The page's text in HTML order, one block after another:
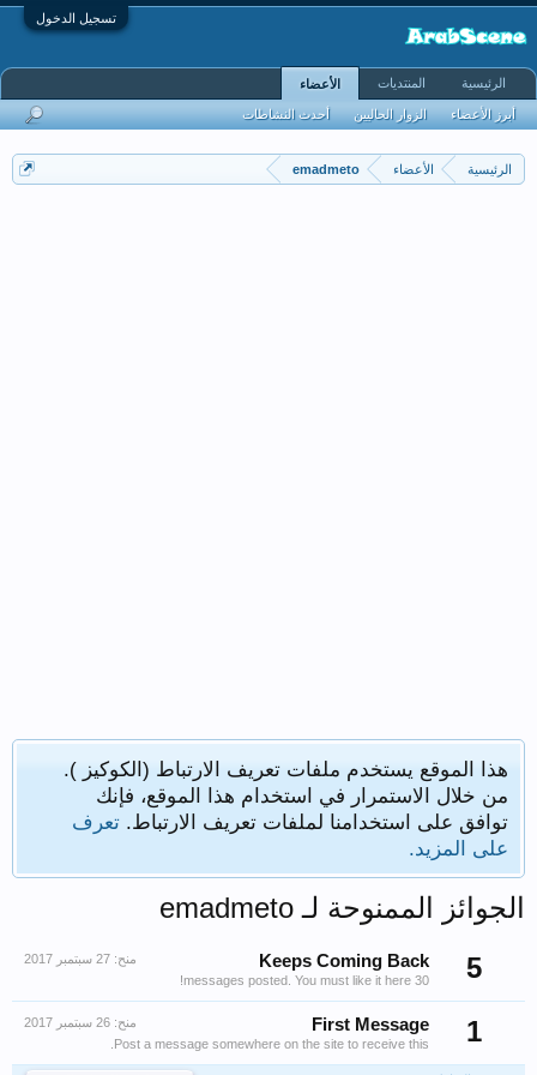
تسجيل الدخول
الرئيسية الأعضاء emadmeto
هذا الموقع يستخدم ملفات تعريف الارتباط (الكوكيز ).
من خلال الاستمرار في استخدام هذا الموقع، فإنك
توافق على استخدامنا لملفات تعريف الارتباط. تعرف
على المزيد.
الجوائز الممنوحة لـ emadmeto
5
منح: Keeps Coming Back
30 messages posted. You must like it here!
1 منح: First Message
Post a message somewhere on the site to receive this.
الرئيسية المنتديات الأعضاء
أبرز الأعضاء الزوار الحاليين أحدث النشاطات